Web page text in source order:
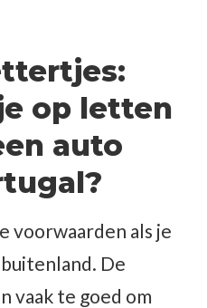
op letten
auto
voorwaarden als je
De
vaak te goed om